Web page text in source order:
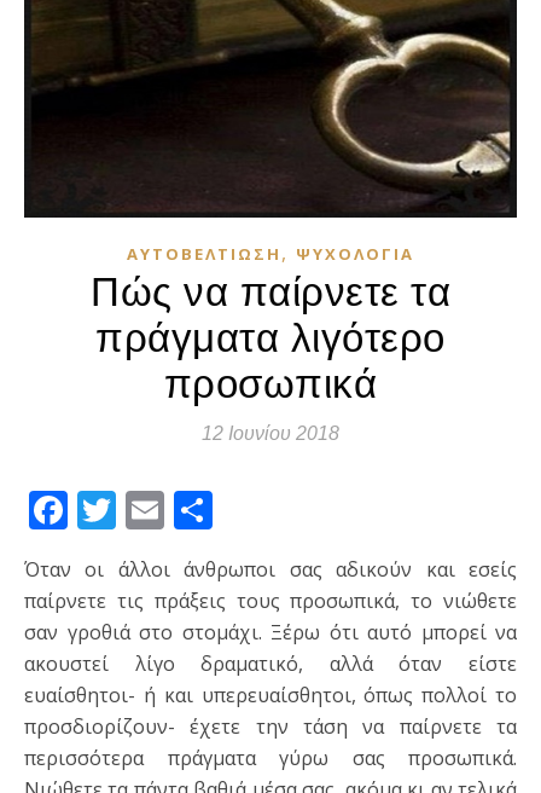
ΑΥΤΟΒΕΛΤΊΩΣΗ , ΨΥΧΟΛΟΓΊΑ
Πώς να παίρνετε τα
πράγματα λιγότερο
προσωπικά
12 Ιουνίου 2018
Facebook
Twitter
Email
Όταν οι άλλοι άνθρωποι σας αδικούν και εσείς
παίρνετε τις πράξεις τους προσωπικά, το νιώθετε
σαν γροθιά στο στομάχι. Ξέρω ότι αυτό μπορεί να
ακουστεί λίγο δραματικό, αλλά όταν είστε
ευαίσθητοι- ή και υπερευαίσθητοι, όπως πολλοί το
προσδιορίζουν- έχετε την τάση να παίρνετε τα
περισσότερα πράγματα γύρω σας προσωπικά.